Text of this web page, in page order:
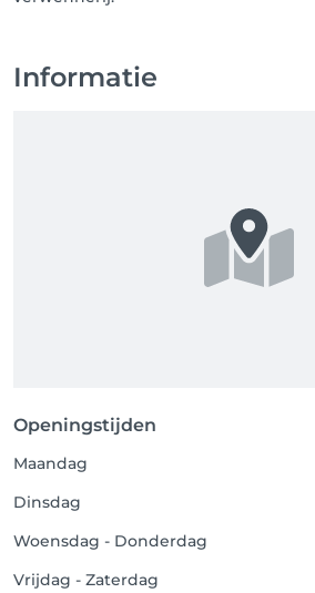
Informatie
Openingstijden
Maandag
Dinsdag
Woensdag - Donderdag
Vrijdag - Zaterdag